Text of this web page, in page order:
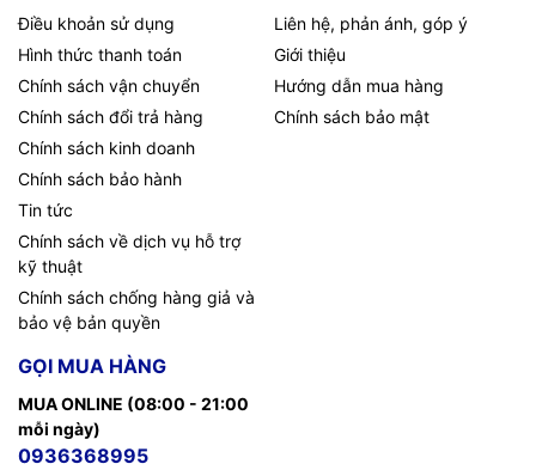
Điều khoản sử dụng
Hình thức thanh toán
Chính sách vận chuyển
Chính sách đổi trả hàng
Chính sách kinh doanh
Chính sách bảo hành
Tin tức
Chính sách về dịch vụ hỗ trợ
kỹ thuật
Chính sách chống hàng giả và
bảo vệ bản quyền
Liên hệ, phản ánh, góp ý
Giới thiệu
Hướng dẫn mua hàng
Chính sách bảo mật
GỌI MUA HÀNG
MUA ONLINE (08:00 - 21:00
mỗi ngày)
0936368995